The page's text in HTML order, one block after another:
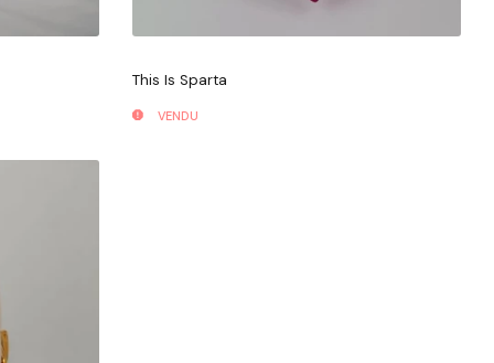
This Is Sparta
VENDU